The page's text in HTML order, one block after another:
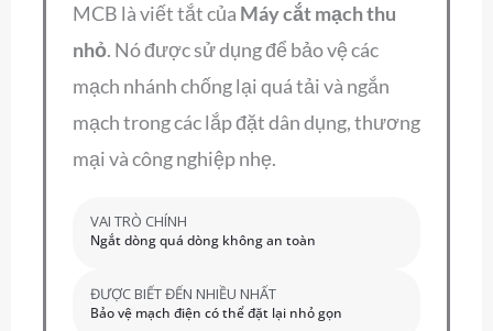
MCB là viết tắt của Máy cắt mạch thu
nhỏ. Nó được sử dụng để bảo vệ các
mạch nhánh chống lại quá tải và ngắn
mạch trong các lắp đặt dân dụng, thương
mại và công nghiệp nhẹ.
VAI TRÒ CHÍNH
Ngắt dòng quá dòng không an toàn
ĐƯỢC BIẾT ĐẾN NHIỀU NHẤT
Bảo vệ mạch điện có thể đặt lại nhỏ gọn